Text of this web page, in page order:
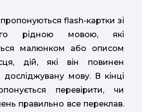
flash-картки зі
рідною мовою, які
малюнком або описом
дій, які він повинен
досліджувану мову. В кінці
перевірити, чи
правильно все переклав.